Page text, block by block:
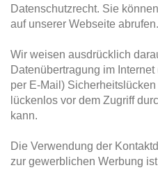
Datenschutzrecht. Sie
auf unserer Webseite abrufen.
Wir weisen ausdrücklich
Datenübertragung im
per E-Mail)
lückenlos vor dem Zugriff
kann.
Die Verwendung der
zur gewerblichen Werbung